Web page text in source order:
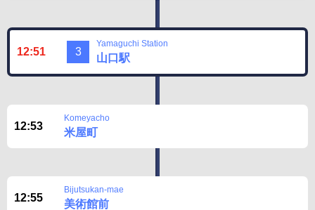
12:51 3
Yamaguchi Station
山口駅
12:53
Komeyacho
米屋町
12:55
Bijutsukan-mae
美術館前